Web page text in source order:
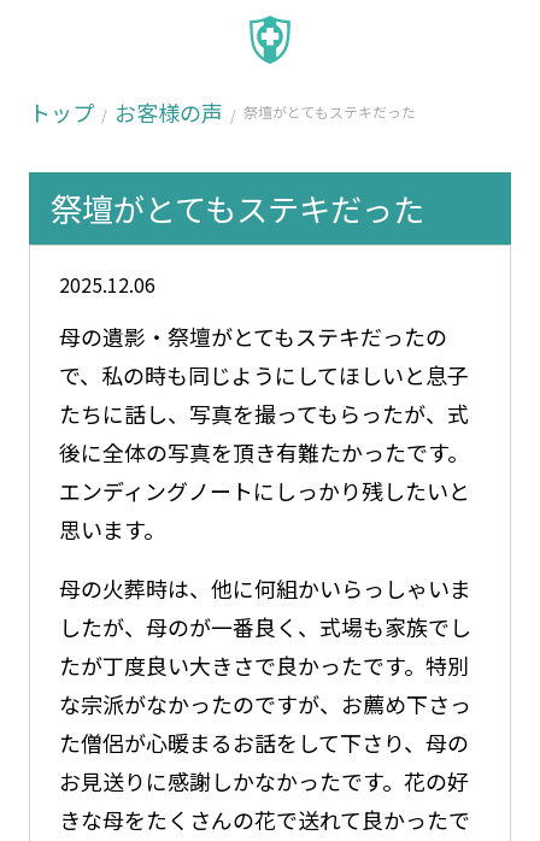
トップ お客様の声 祭壇がとてもステキだった
祭壇がとてもステキだった
2025.12.06
母の遺影・祭壇がとてもステキだったの
で、私の時も同じようにしてほしいと息子
たちに話し、写真を撮ってもらったが、式
後に全体の写真を頂き有難たかったです。
エンディングノートにしっかり残したいと
思います。
母の火葬時は、他に何組かいらっしゃいま
したが、母のが一番良く、式場も家族でし
たが丁度良い大きさで良かったです。特別
な宗派がなかったのですが、お薦め下さっ
た僧侶が心暖まるお話をして下さり、母の
お見送りに感謝しかなかったです。花の好
きな母をたくさんの花で送れて良かったで